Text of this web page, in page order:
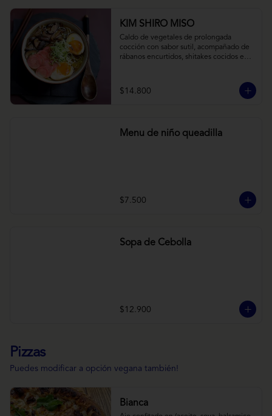
KIM SHIRO MISO
Caldo de vegetales de prolongada
cocción con sabor sutil, acompañado de
rábanos encurtidos, shitakes cocidos en
vegana) y los infaltables fideos de ramen.
$14.800
Menu de niño queadilla
$7.500
Sopa de Cebolla
$12.900
Pizzas
Puedes modificar a opción vegana también!
Bianca